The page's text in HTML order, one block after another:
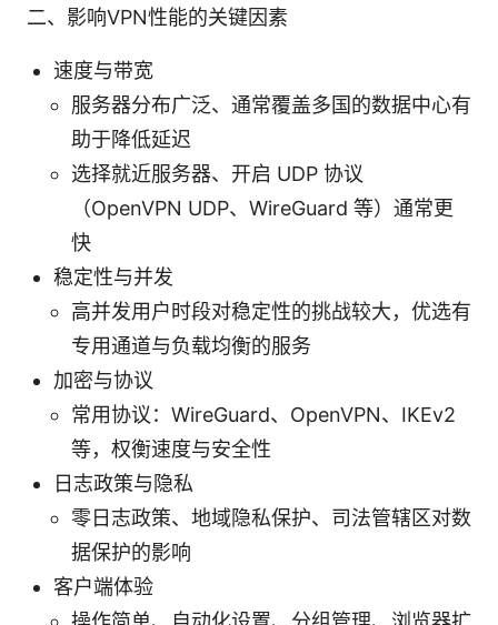
二、影响VPN性能的关键因素
速度与带宽
服务器分布广泛、通常覆盖多国的数据中心有
助于降低延迟
选择就近服务器、开启 UDP 协议
（OpenVPN UDP、WireGuard 等）通常更
快
稳定性与并发
高并发用户时段对稳定性的挑战较大，优选有
专用通道与负载均衡的服务
加密与协议
常用协议：WireGuard、OpenVPN、IKEv2
等，权衡速度与安全性
日志政策与隐私
零日志政策、地域隐私保护、司法管辖区对数
据保护的影响
客户端体验